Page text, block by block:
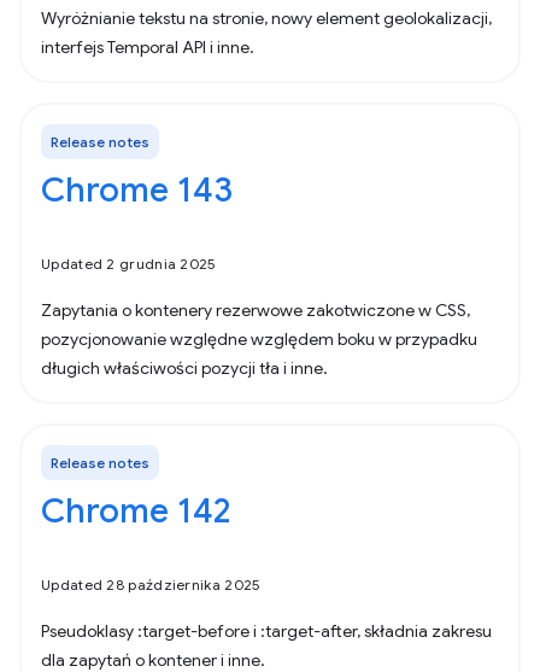
Wyróżnianie tekstu na stronie, nowy element geolokalizacji,
interfejs Temporal API i inne.
Release notes
Chrome 143
Updated 2 grudnia 2025
Zapytania o kontenery rezerwowe zakotwiczone w CSS,
pozycjonowanie względne względem boku w przypadku
długich właściwości pozycji tła i inne.
Release notes
Chrome 142
Updated 28 października 2025
Pseudoklasy :target-before i :target-after, składnia zakresu
dla zapytań o kontener i inne.